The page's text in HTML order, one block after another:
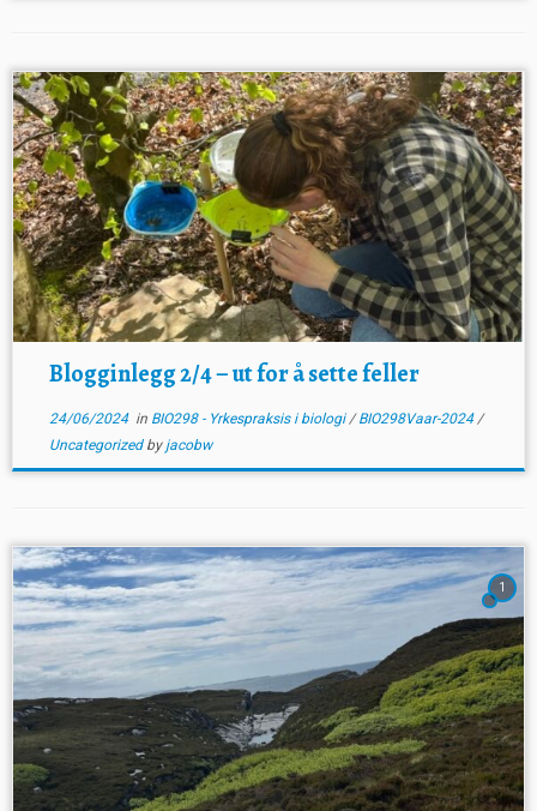
Blogginlegg 2/4 – ut for å sette feller
24/06/2024in BIO298 - Yrkespraksis i biologi/BIO298Vaar-2024/
Uncategorized by jacobw
1